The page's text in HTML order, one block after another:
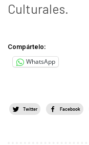
Culturales.
Compártelo:
WhatsApp
Twitter Facebook